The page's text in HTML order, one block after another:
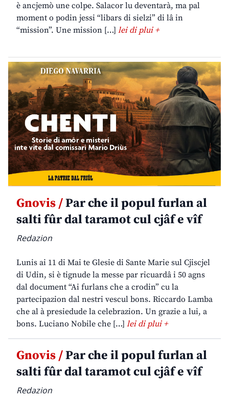
è ancjemò une colpe. Salacor lu deventarà, ma pal
moment o podin jessi “libars di sielzi” di lâ in
“mission”. Une mission […] lei di plui +
Gnovis /Par che il popul furlan al
salti fûr dal taramot cul cjâf e vîf
Redazion
Lunis ai 11 di Mai te Glesie di Sante Marie sul Cjiscjel
di Udin, si è tignude la messe par ricuardâ i 50 agns
dal document “Ai furlans che a crodin” cu la
partecipazion dal nestri vescul bons. Riccardo Lamba
che al à presiedude la celebrazion. Un grazie a lui, a
bons. Luciano Nobile che […] lei di plui +
Gnovis /Par che il popul furlan al
salti fûr dal taramot cul cjâf e vîf
Redazion